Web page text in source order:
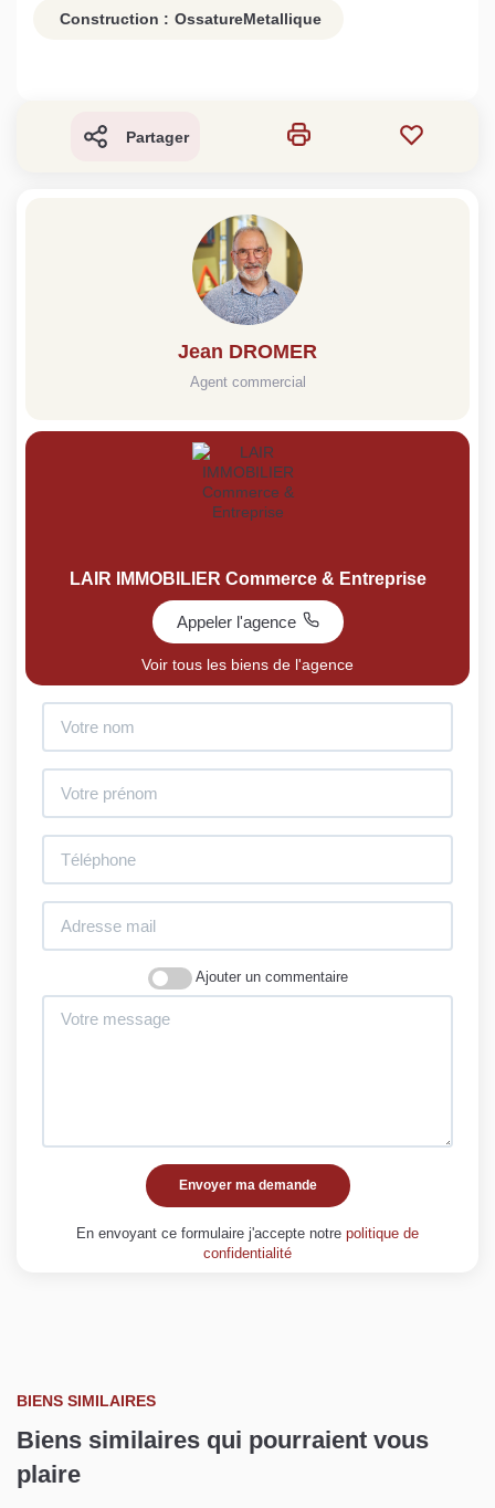
Construction : OssatureMetallique
Partager
Jean DROMER
Agent commercial
LAIR IMMOBILIER Commerce & Entreprise
Appeler l'agence
Voir tous les biens de l'agence
Ajouter un commentaire
Envoyer ma demande
En envoyant ce formulaire j'accepte notre politique de
confidentialité
BIENS SIMILAIRES
Biens similaires qui pourraient vous
plaire